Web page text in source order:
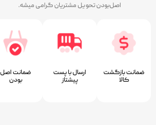
اصل‌بودن تحویل مشتریان گرامی میشه.
ضمانت بازگشت
کالا
ارسال با پست
پیشتاز
ﺿﻤﺎﻧﺖ اﺻﻞ
ﺑﻮدن